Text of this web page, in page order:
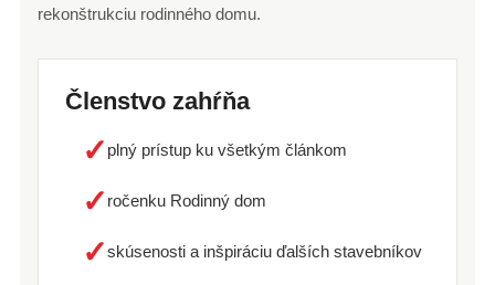
rekonštrukciu rodinného domu.
Členstvo zahŕňa
✓ plný prístup ku všetkým článkom
✓ ročenku Rodinný dom
✓skúsenosti a inšpiráciu ďalších stavebníkov